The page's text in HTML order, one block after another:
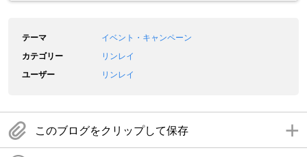
テーマ
イベント・キャンペーン
カテゴリー
リンレイ
ユーザー
リンレイ
このブログをクリップして保存